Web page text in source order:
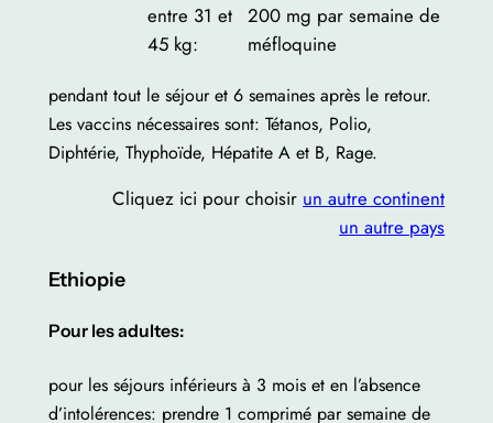
entre 31 et
45 kg:
200 mg par semaine de
méfloquine
pendant tout le séjour et 6 semaines après le retour.
Les vaccins nécessaires sont: Tétanos, Polio,
Diphtérie, Thyphoïde, Hépatite A et B, Rage.
Cliquez ici pour choisir un autre continent
un autre pays
Ethiopie
Pour les adultes:
pour les séjours inférieurs à 3 mois et en l’absence
d’intolérences: prendre 1 comprimé par semaine de